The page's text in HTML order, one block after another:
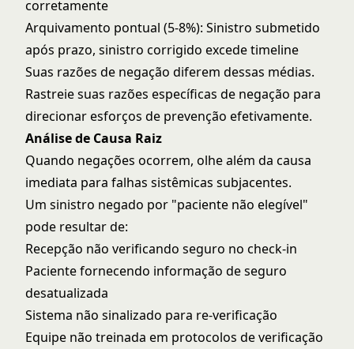
corretamente
Arquivamento pontual (5-8%): Sinistro submetido
após prazo, sinistro corrigido excede timeline
Suas razões de negação diferem dessas médias.
Rastreie suas razões específicas de negação para
direcionar esforços de prevenção efetivamente.
Análise de Causa Raiz
Quando negações ocorrem, olhe além da causa
imediata para falhas sistêmicas subjacentes.
Um sinistro negado por "paciente não elegível"
pode resultar de:
Recepção não verificando seguro no check-in
Paciente fornecendo informação de seguro
desatualizada
Sistema não sinalizado para re-verificação
Equipe não treinada em protocolos de verificação